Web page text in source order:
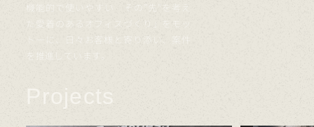
機能的で使いやすい その”先”を考え
た愛着のあるオフィスづくり」をモッ
トーに、日々お客様と寄り添い、案件
を推進しています。
Projects